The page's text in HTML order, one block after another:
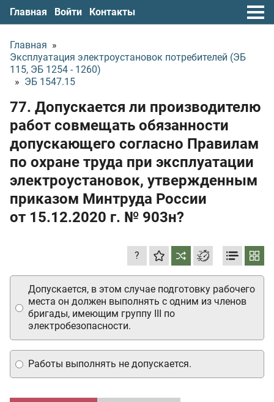
Главная Войти Контакты
Главная »
Эксплуатация электроустановок потребителей (ЭБ
115, ЭБ 1254 - 1260)
» ЭБ 1547.15
77. Допускается ли производителю
работ совмещать обязанности
допускающего согласно Правилам
по охране труда при эксплуатации
электроустановок, утвержденным
приказом Минтруда России
от 15.12.2020 г. № 903н?
?
Допускается, в этом случае подготовку рабочего
места он должен выполнять с одним из членов
бригады, имеющим группу III по
электробезопасности.
Работы выполнять не допускается.